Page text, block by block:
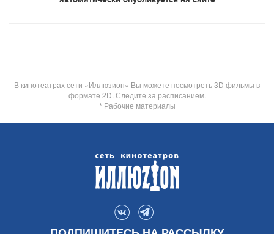
В кинотеатрах сети «Иллюзион» Вы можете посмотреть 3D фильмы в
формате 2D. Следите за расписанием.
* Рабочие материалы